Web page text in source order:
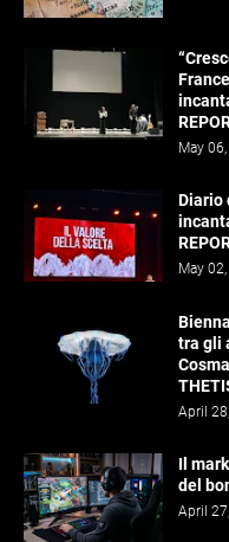
May
Diario
May
tra gli
April
Il
del
April